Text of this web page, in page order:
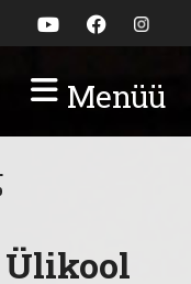
Menüü